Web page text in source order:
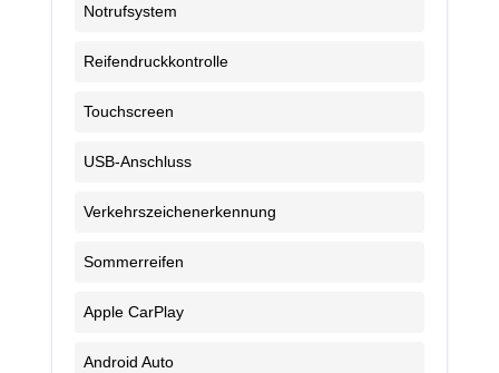
Notrufsystem
Reifendruckkontrolle
Touchscreen
USB-Anschluss
Verkehrszeichenerkennung
Sommerreifen
Apple CarPlay
Android Auto